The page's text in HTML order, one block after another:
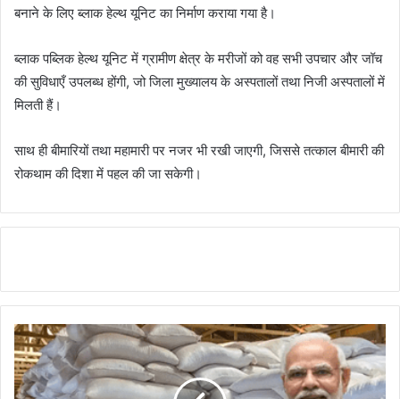
बनाने के लिए ब्लाक हेल्थ यूनिट का निर्माण कराया गया है।
ब्लाक पब्लिक हेल्थ यूनिट में ग्रामीण क्षेत्र के मरीजों को वह सभी उपचार और जॉच
की सुविधाएँ उपलब्ध होंगी, जो जिला मुख्यालय के अस्पतालों तथा निजी अस्पतालों में
मिलती हैं।
साथ ही बीमारियों तथा महामारी पर नजर भी रखी जाएगी, जिससे तत्काल बीमारी की
रोकथाम की दिशा में पहल की जा सकेगी।